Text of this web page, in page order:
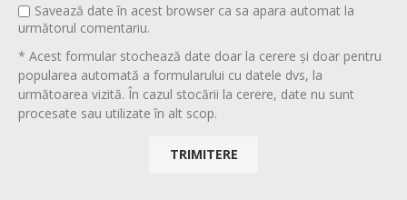
Savează date în acest browser ca sa apara automat la
următorul comentariu.
* Acest formular stochează date doar la cerere și doar pentru
popularea automată a formularului cu datele dvs, la
următoarea vizită. În cazul stocării la cerere, date nu sunt
procesate sau utilizate în alt scop.